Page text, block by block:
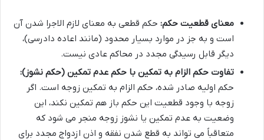
معنای قطعیت حکم: حکم قطعی به معنای لازم الاجرا شدن آن
است و به جز در موارد بسیار محدود (مانند اعاده دادرسی)،
دیگر قابل رسیدگی مجدد در محاکم عادی نیست.
تفاوت حکم الزام به تمکین با حکم عدم تمکین (حکم نشوز):
حکم اولیه صادر شده، حکم الزام به تمکین زوجه است. اگر
زوجه با وجود قطعیت این حکم باز هم تمکین نکند، این
وضعیت به عدم تمکین یا نشوز زوجه منجر می شود که
متعاقباً می تواند به قطع شدن نفقه و اذن ازدواج مجدد برای